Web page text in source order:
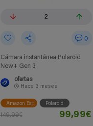
2
0
Cámara instantánea Polaroid
Now+ Gen 3
ofertas
Hace 3 meses
Amazon España Polaroid
149,99€ 99,99€